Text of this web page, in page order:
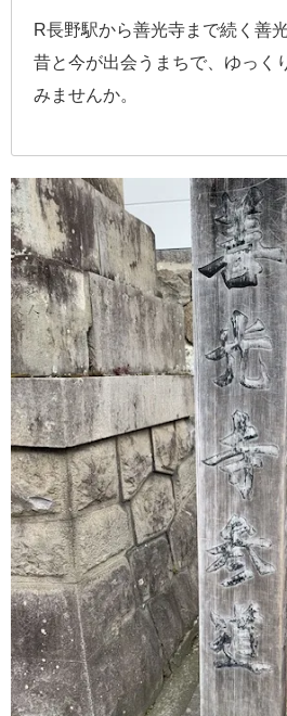
R長野駅から善光寺まで続く善
昔と今が出会うまちで、ゆっく
みませんか。